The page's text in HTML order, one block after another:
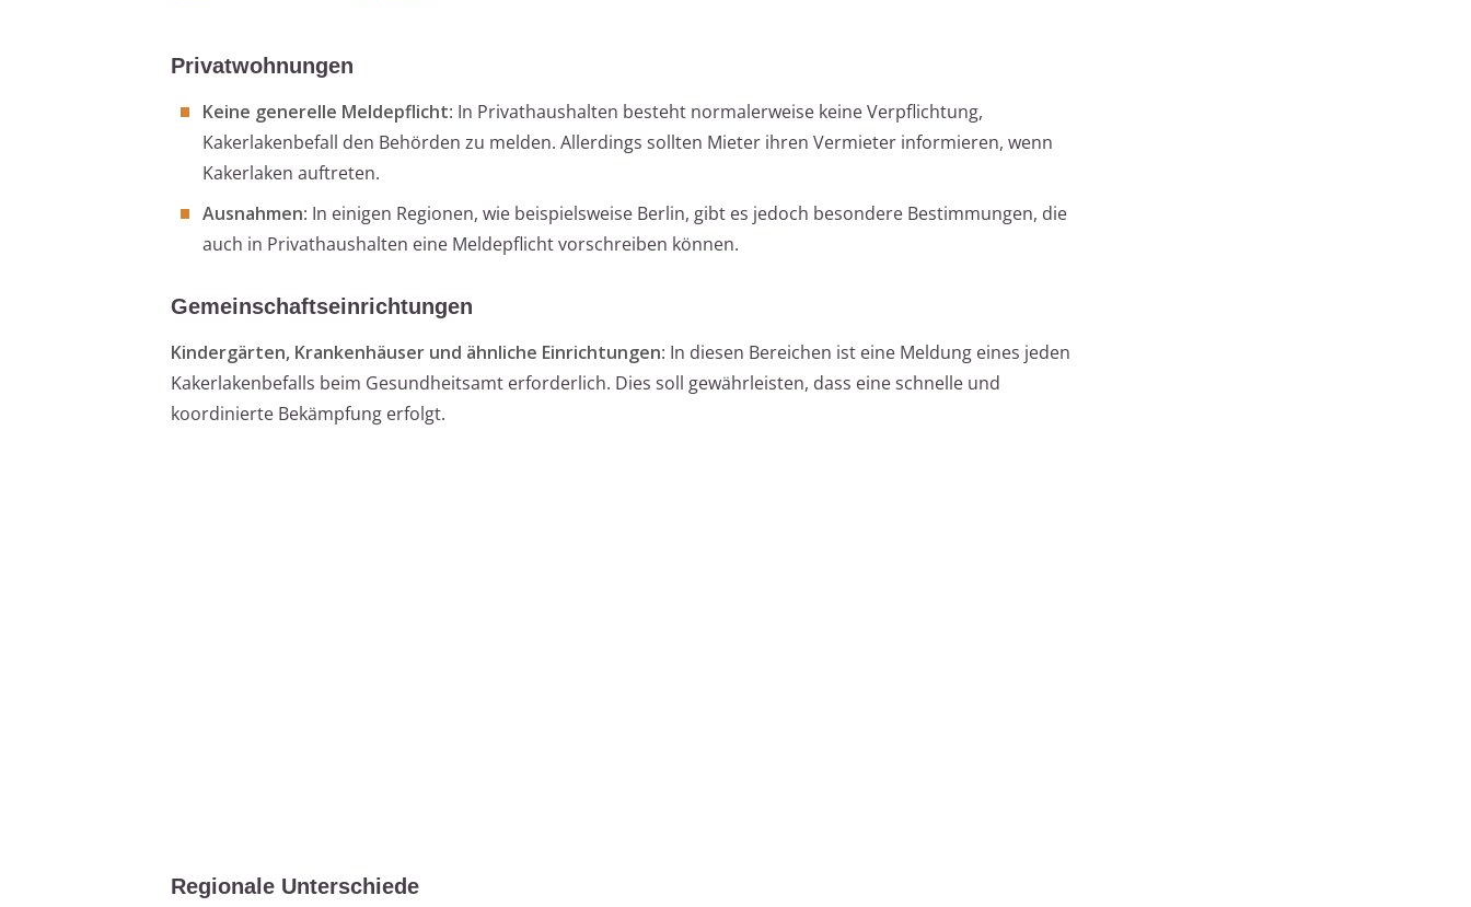
Privatwohnungen
Keine generelle Meldepflicht: In Privathaushalten besteht normalerweise keine Verpflichtung,
Kakerlakenbefall den Behörden zu melden. Allerdings sollten Mieter ihren Vermieter informieren, wenn
Kakerlaken auftreten.
Ausnahmen: In einigen Regionen, wie beispielsweise Berlin, gibt es jedoch besondere Bestimmungen, die
auch in Privathaushalten eine Meldepflicht vorschreiben können.
Gemeinschaftseinrichtungen
Kindergärten, Krankenhäuser und ähnliche Einrichtungen: In diesen Bereichen ist eine Meldung eines jeden
Kakerlakenbefalls beim Gesundheitsamt erforderlich. Dies soll gewährleisten, dass eine schnelle und
koordinierte Bekämpfung erfolgt.
Regionale Unterschiede